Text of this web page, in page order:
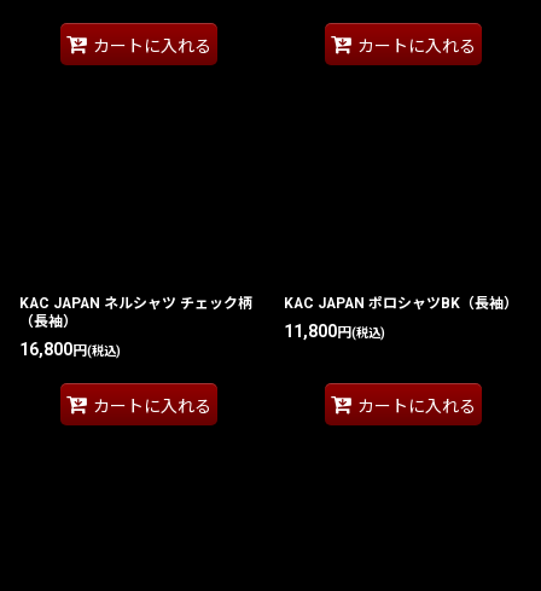
カートに入れる カートに入れる
KAC JAPAN ネルシャツ チェック柄
（長袖）
16,800円(税込)
カートに入れる
KAC JAPAN ポロシャツBK（長袖）
11,800円(税込)
カートに入れる